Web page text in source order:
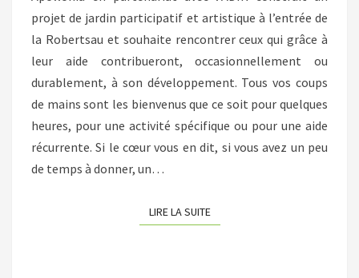
projet de jardin participatif et artistique à l’entrée de
la Robertsau et souhaite rencontrer ceux qui grâce à
leur aide contribueront, occasionnellement ou
durablement, à son développement. Tous vos coups
de mains sont les bienvenus que ce soit pour quelques
heures, pour une activité spécifique ou pour une aide
récurrente. Si le cœur vous en dit, si vous avez un peu
de temps à donner, un…
LIRE LA SUITELIRE LA SUITE